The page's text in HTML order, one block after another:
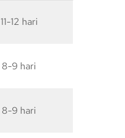
11-12 hari
8-9 hari
8-9 hari